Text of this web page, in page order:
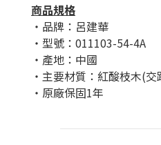
商品規格
・品牌：呂建華
・型號：011103-54-4A
・產地：中國
・主要材質：紅酸枝木(
・原廠保固1年